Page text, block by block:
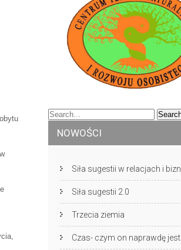
NOWOŚCI
Siła sugestii w relacjach i
Siła sugestii 2.0
Trzecia ziemia
Czas- czym on naprawdę jest